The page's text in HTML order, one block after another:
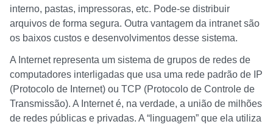
interno, pastas, impressoras, etc. Pode-se distribuir
arquivos de forma segura. Outra vantagem da intranet são
os baixos custos e desenvolvimentos desse sistema.
A Internet representa um sistema de grupos de redes de
computadores interligadas que usa uma rede padrão de IP
(Protocolo de Internet) ou TCP (Protocolo de Controle de
Transmissão). A Internet é, na verdade, a união de milhões
de redes públicas e privadas. A “linguagem” que ela utiliza